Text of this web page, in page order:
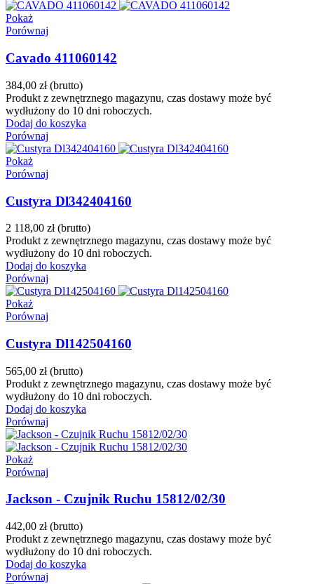
Pokaż
Porównaj
Cavado 411060142
384,00 zł (brutto)
Produkt z zewnętrznego magazynu, czas dostawy może być
wydłużony do 10 dni roboczych.
Dodaj do koszyka
Porównaj
Pokaż
Porównaj
Custyra Dl342404160
2 118,00 zł (brutto)
Produkt z zewnętrznego magazynu, czas dostawy może być
wydłużony do 10 dni roboczych.
Dodaj do koszyka
Porównaj
Pokaż
Porównaj
Custyra Dl142504160
565,00 zł (brutto)
Produkt z zewnętrznego magazynu, czas dostawy może być
wydłużony do 10 dni roboczych.
Dodaj do koszyka
Porównaj
Pokaż
Porównaj
Jackson - Czujnik Ruchu 15812/02/30
442,00 zł (brutto)
Produkt z zewnętrznego magazynu, czas dostawy może być
wydłużony do 10 dni roboczych.
Dodaj do koszyka
Porównaj